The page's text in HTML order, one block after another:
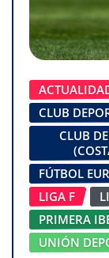
CLUB
CLUB
FÚTBOL
LIGA F
PRIMERA
UNIÓN